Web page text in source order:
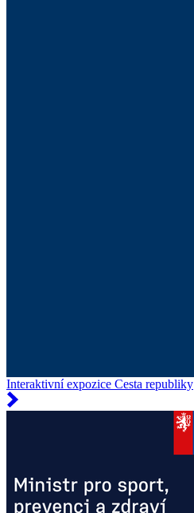
Interaktivní expozice Cesta republiky